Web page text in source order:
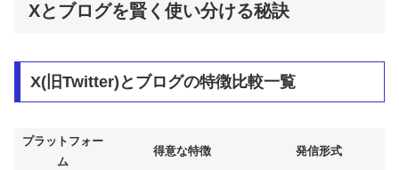
Xとブログを賢く使い分ける秘訣
X(旧Twitter)とブログの特徴比較一覧
プラットフォー
ム
得意な特徴 発信形式